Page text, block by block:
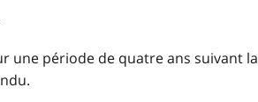
une période de quatre ans suivant la